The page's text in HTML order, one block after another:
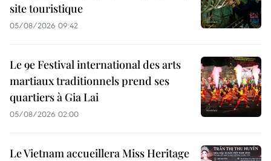
site touristique
05/08/2026 09:42
Le 9e Festival international des arts
martiaux traditionnels prend ses
quartiers à Gia Lai
05/08/2026 02:00
Le Vietnam accueillera Miss Heritage